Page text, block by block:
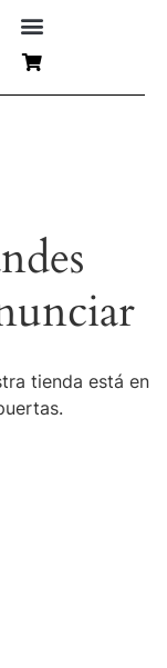
tienda está en